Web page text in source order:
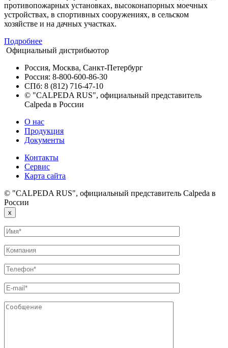
противопожарных установках, высоконапорных моечных
устройствах, в спортивных сооружениях, в сельском
хозяйстве и на дачных участках.
Подробнее
Официальный дистрибьютор
Россия, Москва, Санкт-Петербург
Россия: 8-800-600-86-30
СПб: 8 (812) 716-47-10
© "CALPEDA RUS", официальный представитель
Calpeda в России
О нас
Продукция
Документы
Контакты
Сервис
Карта сайта
© "CALPEDA RUS", официальный представитель Calpeda в
России
x